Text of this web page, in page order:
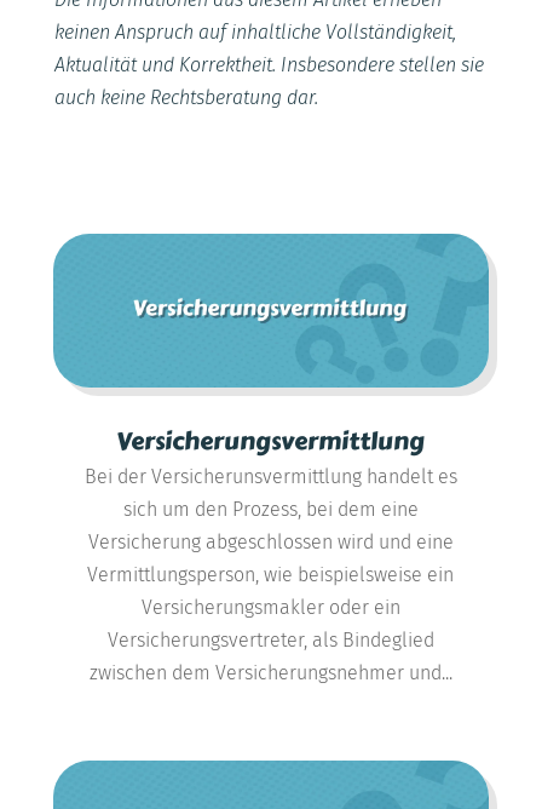
keinen Anspruch auf inhaltliche Vollständigkeit,
Aktualität und Korrektheit. Insbesondere stellen sie
auch keine Rechtsberatung dar.
Versicherungsvermittlung
Bei der Versicherunsvermittlung handelt es
sich um den Prozess, bei dem eine
Versicherung abgeschlossen wird und eine
Vermittlungsperson, wie beispielsweise ein
Versicherungsmakler oder ein
Versicherungsvertreter, als Bindeglied
zwischen dem Versicherungsnehmer und...